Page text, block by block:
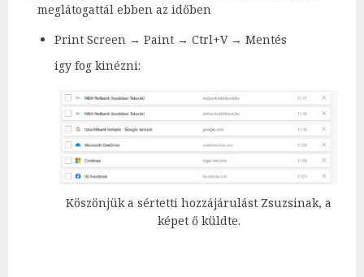
meglátogattál ebben az időben
Print Screen → Paint → Ctrl+V → Mentés
igy fog kinézni:
Köszönjük a sértetti hozzájárulást Zsuzsinak, a
képet ő küldte.